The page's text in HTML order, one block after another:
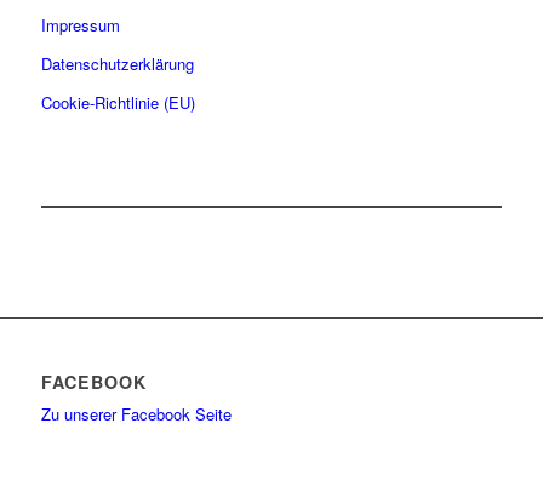
Impressum
Datenschutzerklärung
Cookie-Richtlinie (EU)
FACEBOOK
Zu unserer Facebook Seite